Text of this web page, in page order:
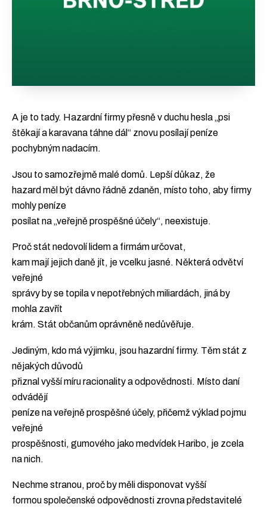
A je to tady. Hazardní firmy přesně v duchu hesla „psi
štěkají a karavana táhne dál“ znovu posílají peníze
pochybným nadacím.
Jsou to samozřejmě malé domů. Lepší důkaz, že
hazard měl být dávno řádně zdaněn, místo toho, aby firmy
mohly peníze
posílat na „veřejně prospěšné účely“, neexistuje.
Proč stát nedovolí lidem a firmám určovat,
kam mají jejich daně jít, je vcelku jasné. Některá odvětví
veřejné
správy by se topila v nepotřebných miliardách, jiná by
mohla zavřít
krám. Stát občanům oprávněně nedůvěřuje.
Jediným, kdo má výjimku, jsou hazardní firmy. Těm stát z
nějakých důvodů
přiznal vyšší míru racionality a odpovědnosti. Místo daní
odvádějí
peníze na veřejně prospěšné účely, přičemž výklad pojmu
veřejné
prospěšnosti, gumového jako medvídek Haribo, je zcela
na nich.
Nechme stranou, proč by měli disponovat vyšší
formou společenské odpovědnosti zrovna představitelé